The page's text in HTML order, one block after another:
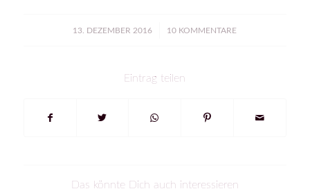
13. DEZEMBER 2016
/ 10 KOMMENTARE
Eintrag teilen
Das könnte Dich auch interessieren